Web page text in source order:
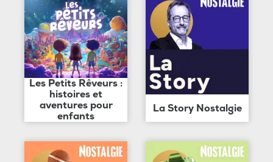
Les Petits Rêveurs :
histoires et
aventures pour
enfants
La Story Nostalgie